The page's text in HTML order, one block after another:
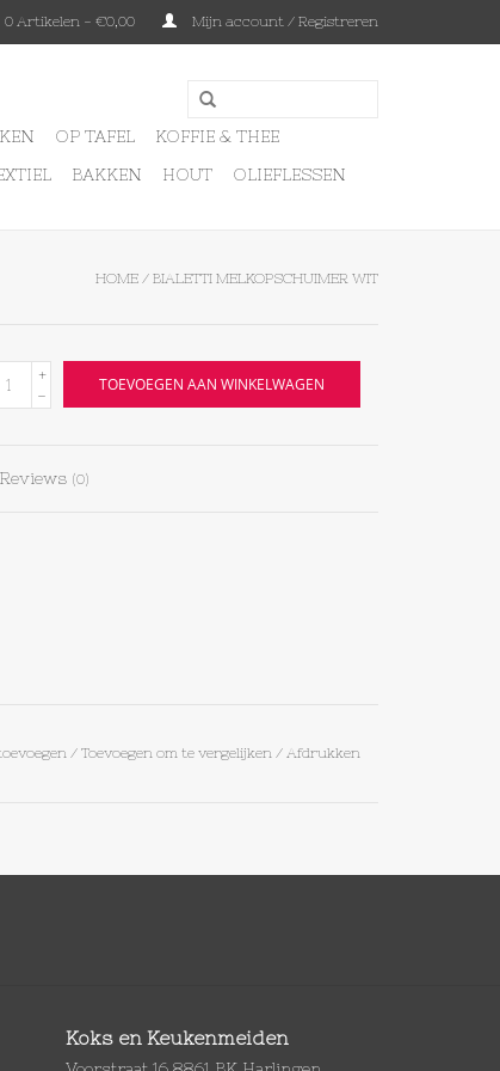
0 Artikelen - €0,00 Mijn account / Registreren
OP TAFEL
KOFFIE & THEE
BAKKEN HOUT OLIEFLESSEN
HOME / BIALETTI MELKOPSCHUIMER WIT
+
-
TOEVOEGEN AAN WINKELWAGEN
Reviews (0)
/ Toevoegen om te vergelijken / Afdrukken
Koks en Keukenmeiden